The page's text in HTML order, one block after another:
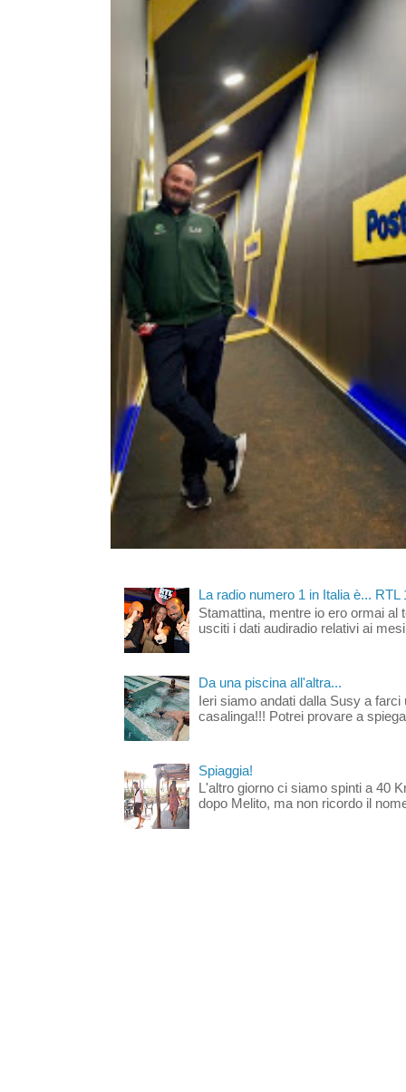
La radio numero 1 in Italia è... RTL
Stamattina, mentre io ero ormai al
usciti i dati audiradio relativi ai
Da una piscina all'altra...
Ieri siamo andati dalla Susy a
casalinga!!! Potrei provare a
Spiaggia!
L'altro giorno ci siamo spinti a 40
dopo Melito, ma non ricordo il